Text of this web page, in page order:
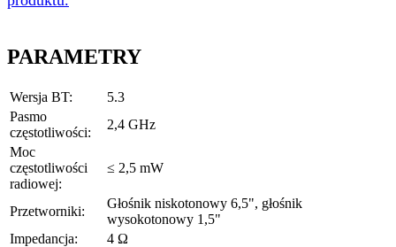
PARAMETRY
Wersja BT:
5.3
Pasmo
częstotliwości:
2,4 GHz
Moc
częstotliwości
radiowej:
≤ 2,5 mW
Przetworniki:
Głośnik niskotonowy 6,5", głośnik
wysokotonowy 1,5"
Impedancja:
4 Ω